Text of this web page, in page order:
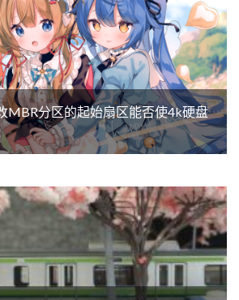
MBR分区的起始扇区能否使4k硬盘